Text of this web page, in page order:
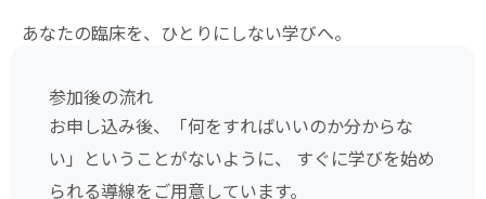
あなたの臨床を、ひとりにしない学びへ。
参加後の流れ
お申し込み後、「何をすればいいのか分からな
い」ということがないように、 すぐに学びを始め
られる導線をご用意しています。